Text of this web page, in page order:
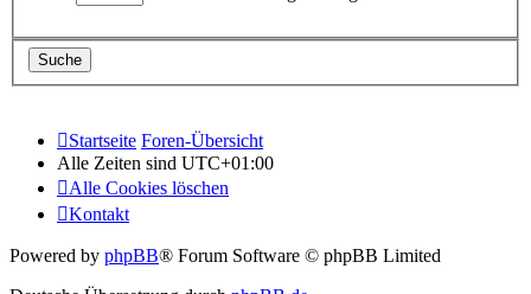
Startseite Foren-Übersicht
Alle Zeiten sind UTC+01:00
Alle Cookies löschen
Kontakt
Powered by phpBB® Forum Software © phpBB Limited